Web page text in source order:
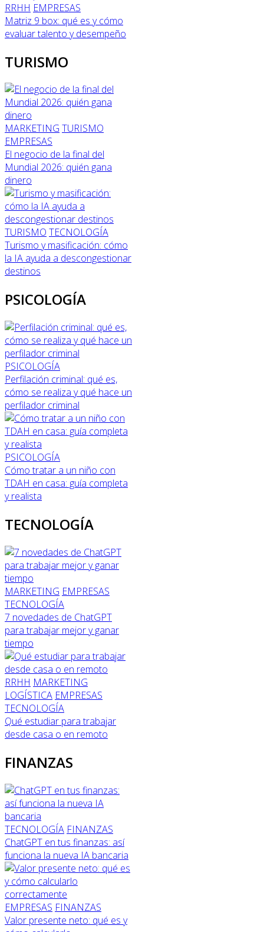
RRHH EMPRESAS
Matriz 9 box: qué es y cómo
evaluar talento y desempeño
TURISMO
MARKETING TURISMO
EMPRESAS
El negocio de la final del
Mundial 2026: quién gana
dinero
TURISMO TECNOLOGÍA
Turismo y masificación: cómo
la IA ayuda a descongestionar
destinos
PSICOLOGÍA
PSICOLOGÍA
Perfilación criminal: qué es,
cómo se realiza y qué hace un
perfilador criminal
PSICOLOGÍA
Cómo tratar a un niño con
TDAH en casa: guía completa
y realista
TECNOLOGÍA
MARKETING EMPRESAS
TECNOLOGÍA
7 novedades de ChatGPT
para trabajar mejor y ganar
tiempo
RRHH MARKETING
LOGÍSTICA EMPRESAS
TECNOLOGÍA
Qué estudiar para trabajar
desde casa o en remoto
FINANZAS
TECNOLOGÍA FINANZAS
ChatGPT en tus finanzas: así
funciona la nueva IA bancaria
EMPRESAS FINANZAS
Valor presente neto: qué es y